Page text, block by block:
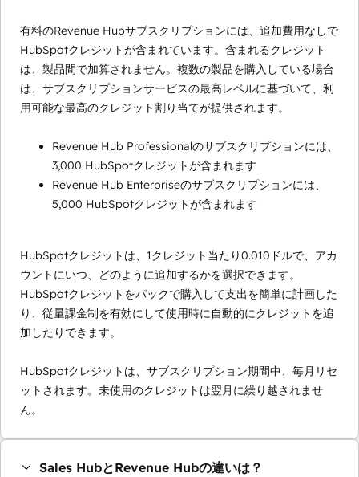
有料のRevenue Hubサブスクリプションには、追加費用なしで
HubSpotクレジットが含まれています。含まれるクレジット
は、製品間で加算されません。複数の製品を購入している場合
は、サブスクリプションサービスの最高レベルに基づいて、利
用可能な最高のクレジット割り当てが提供されます。
Revenue Hub Professionalのサブスクリプションには、
3,000 HubSpotクレジットが含まれます
Revenue Hub Enterpriseのサブスクリプションには、
5,000 HubSpotクレジットが含まれます
HubSpotクレジットは、1クレジット当たり0.010ドルで、アカ
ウントにいつ、どのように追加するかを選択できます。
HubSpotクレジットをパックで購入して支出を簡単に計画した
り、従量課金制を有効にして使用時に自動的にクレジットを追
加したりできます。
HubSpotクレジットは、サブスクリプション期間中、毎月リセ
ットされます。未使用のクレジットは翌月に繰り越されませ
ん。
Sales HubとRevenue Hubの違いは？